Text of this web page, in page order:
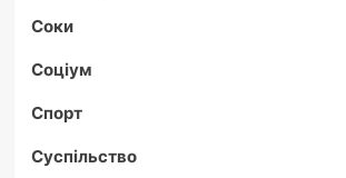
Соки
Соціум
Спорт
Суспільство